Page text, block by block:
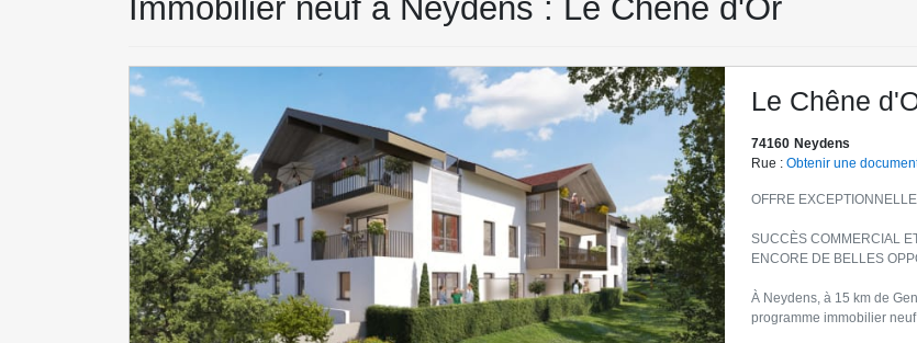
Immobilier neuf à Neydens : Le Chêne d'Or
Le Chêne
74160 Neydens
Rue : Obtenir une
OFFRE
SUCCÈS COMMERCIAL
ENCORE DE BELLES
À Neydens, à 15 km de
programme immobilier